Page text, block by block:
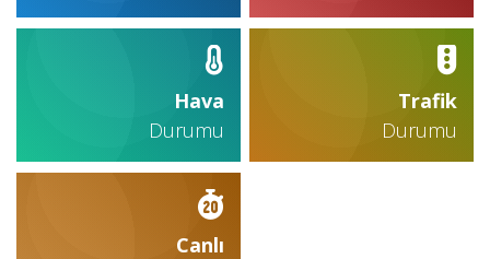
Hava
Durumu
Trafik
Durumu
Canlı